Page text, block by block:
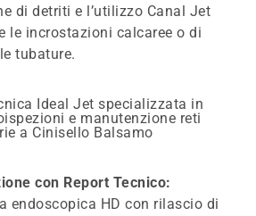
di detriti e l’utilizzo Canal Jet
le incrostazioni calcaree o di
tubature.
con Report Tecnico:
endoscopica HD con rilascio di